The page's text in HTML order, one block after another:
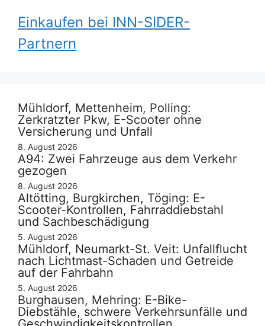
Einkaufen bei INN-SIDER-
Partnern
Mühldorf, Mettenheim, Polling:
Zerkratzter Pkw, E-Scooter ohne
Versicherung und Unfall
8. August 2026
A94: Zwei Fahrzeuge aus dem Verkehr
gezogen
8. August 2026
Altötting, Burgkirchen, Töging: E-
Scooter-Kontrollen, Fahrraddiebstahl
und Sachbeschädigung
5. August 2026
Mühldorf, Neumarkt-St. Veit: Unfallflucht
nach Lichtmast-Schaden und Getreide
auf der Fahrbahn
5. August 2026
Burghausen, Mehring: E-Bike-
Diebstähle, schwere Verkehrsunfälle und